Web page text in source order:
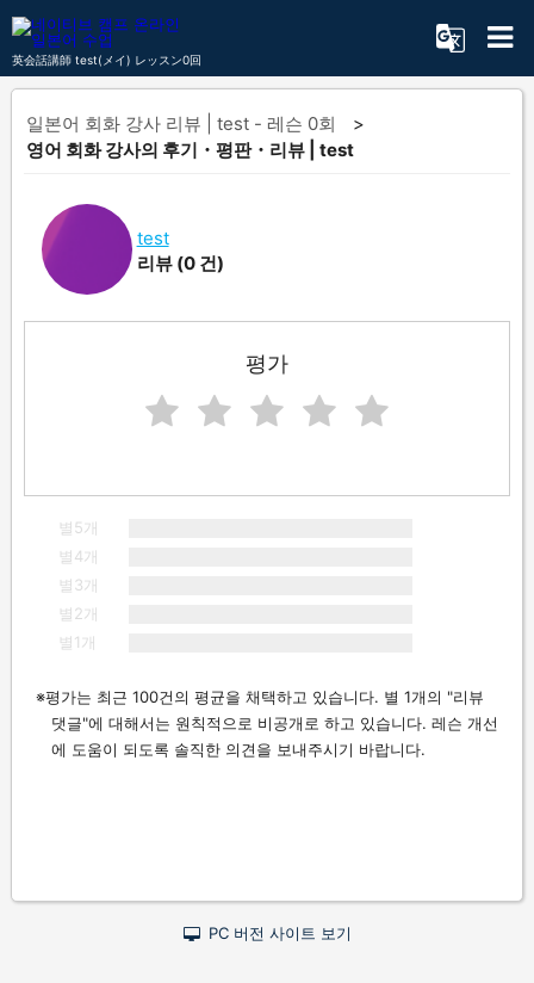
英会話講師 test(メイ) レッスン0回
일본어 회화 강사 리뷰 | test - 레슨 0회
영어 회화 강사의 후기・평판・리뷰 | test
test
리뷰 (0 건)
평가
별5개
별4개
별3개
별2개
별1개
평가는 최근 100건의 평균을 채택하고 있습니다. 별 1개의 "리뷰
댓글"에 대해서는 원칙적으로 비공개로 하고 있습니다. 레슨 개선
에 도움이 되도록 솔직한 의견을 보내주시기 바랍니다.
PC 버전 사이트 보기